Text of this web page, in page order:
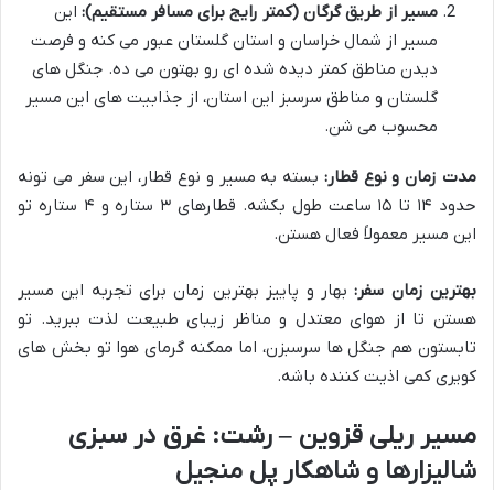
مسیر از طریق گرگان (کمتر رایج برای مسافر مستقیم): این
مسیر از شمال خراسان و استان گلستان عبور می کنه و فرصت
دیدن مناطق کمتر دیده شده ای رو بهتون می ده. جنگل های
گلستان و مناطق سرسبز این استان، از جذابیت های این مسیر
محسوب می شن.
مدت زمان و نوع قطار: بسته به مسیر و نوع قطار، این سفر می تونه
حدود ۱۴ تا ۱۵ ساعت طول بکشه. قطارهای ۳ ستاره و ۴ ستاره تو
این مسیر معمولاً فعال هستن.
بهترین زمان سفر:بهار و پاییز بهترین زمان برای تجربه این مسیر
هستن تا از هوای معتدل و مناظر زیبای طبیعت لذت ببرید. تو
تابستون هم جنگل ها سرسبزن، اما ممکنه گرمای هوا تو بخش های
کویری کمی اذیت کننده باشه.
مسیر ریلی قزوین – رشت: غرق در سبزی
شالیزارها و شاهکار پل منجیل